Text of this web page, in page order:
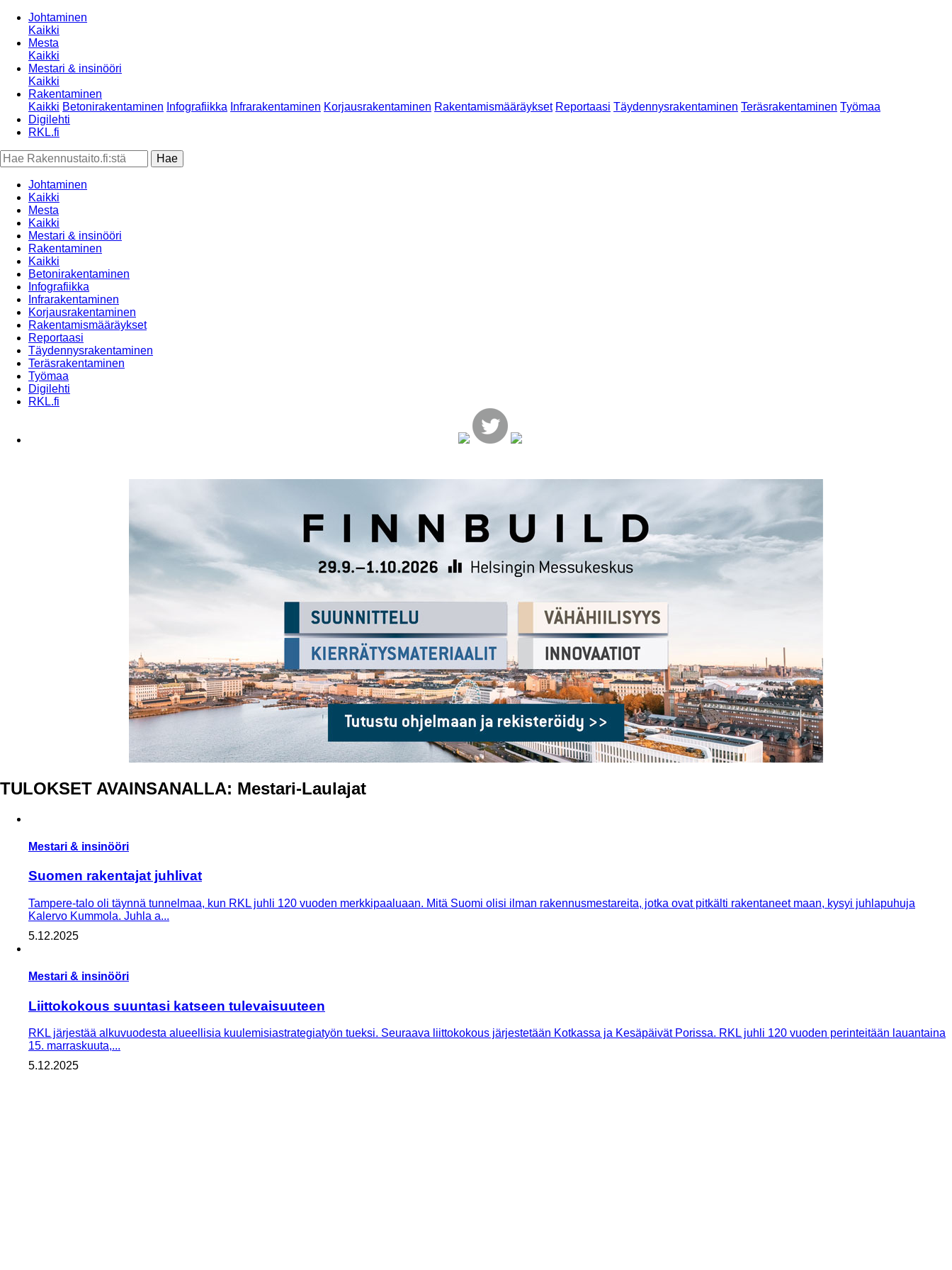
Johtaminen
Kaikki
Mesta
Kaikki
Mestari & insinööri
Kaikki
Rakentaminen
Kaikki Betonirakentaminen Infografiikka Infrarakentaminen Korjausrakentaminen Rakentamismääräykset Reportaasi Täydennysrakentaminen Teräsrakentaminen Työmaa
Digilehti
RKL.fi
Johtaminen
Kaikki
Mesta
Kaikki
Mestari & insinööri
Rakentaminen
Kaikki
Betonirakentaminen
Infografiikka
Infrarakentaminen
Korjausrakentaminen
Rakentamismääräykset
Reportaasi
Täydennysrakentaminen
Teräsrakentaminen
Työmaa
Digilehti
RKL.fi
TULOKSET AVAINSANALLA: Mestari-Laulajat
Mestari & insinööri
Suomen rakentajat juhlivat
Tampere-talo oli täynnä tunnelmaa, kun RKL juhli 120 vuoden merkki­paaluaan. Mitä Suomi olisi ilman rakennusmestareita, jotka ovat pitkälti rakentaneet maan, kysyi juhlapuhuja
Kalervo Kummola. Juhla a...
5.12.2025
Mestari & insinööri
Liittokokous suuntasi katseen tulevaisuuteen
RKL järjestää alkuvuodesta alueellisia kuulemisiastrategiatyön tueksi. Seuraava liittokokous järjestetään Kotkassa ja Kesäpäivät Porissa. RKL juhli 120 vuoden perin­teitään lauantaina
15. marraskuuta,...
5.12.2025